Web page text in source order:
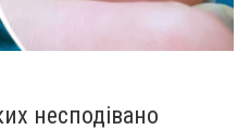
несподівано